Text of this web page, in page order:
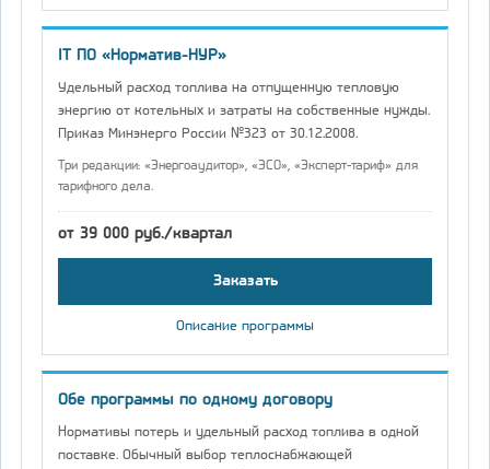
IT ПО «Норматив-НУР»
Удельный расход топлива на отпущенную тепловую
энергию от котельных и затраты на собственные нужды.
Приказ Минэнерго России №323 от 30.12.2008.
Три редакции: «Энергоаудитор», «ЭСО», «Эксперт-тариф» для
тарифного дела.
от 39 000 руб./квартал
Заказать
Описание программы
Обе программы по одному договору
Нормативы потерь и удельный расход топлива в одной
поставке. Обычный выбор теплоснабжающей